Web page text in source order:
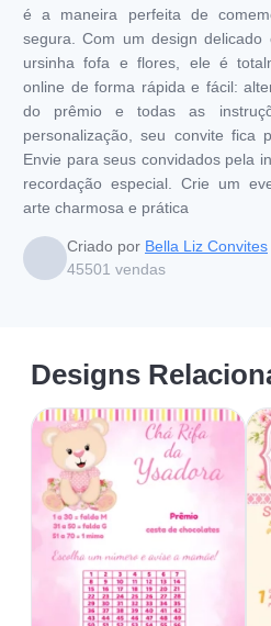
é a maneira perfeita de
segura. Com um design
ursinha fofa e flores, ele é
online de forma rápida e fácil:
do prêmio e todas as
personalização, seu convite fica
Envie para seus convidados pela
recordação especial. Crie um
arte charmosa e prática
Criado por Bella Liz Convites
45501 vendas
Designs